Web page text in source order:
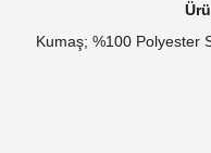
Kumaş; %100 Polyester